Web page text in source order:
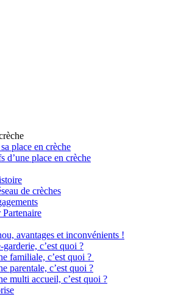
place en crèche
d’une place en crèche
de crèches
avantages et inconvénients !
garderie, c’est quoi ?
familiale, c’est quoi ?
parentale, c’est quoi ?
multi accueil, c’est quoi ?